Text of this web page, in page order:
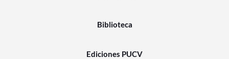
Biblioteca
Ediciones PUCV